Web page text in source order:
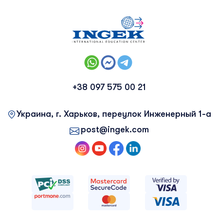
+38 097 575 00 21
Украина, г. Харьков, переулок Инженерный 1-а
post@ingek.com